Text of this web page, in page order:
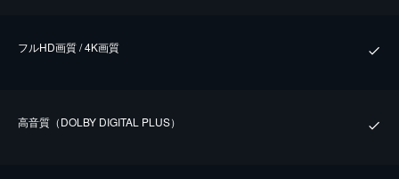
フルHD画質 / 4K画質
⾼⾳質（DOLBY DIGITAL PLUS）